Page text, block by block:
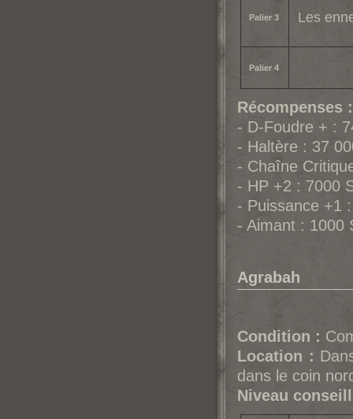
Palier 3 Les
Palier 4
Récompenses :
- D-Foudre + :
- Haltère : 37
- Chaîne
- HP +2 : 7000
- Puissance +1
- Aimant : 1000
Agrabah
Condition :
Location :
dans le coin
Niveau